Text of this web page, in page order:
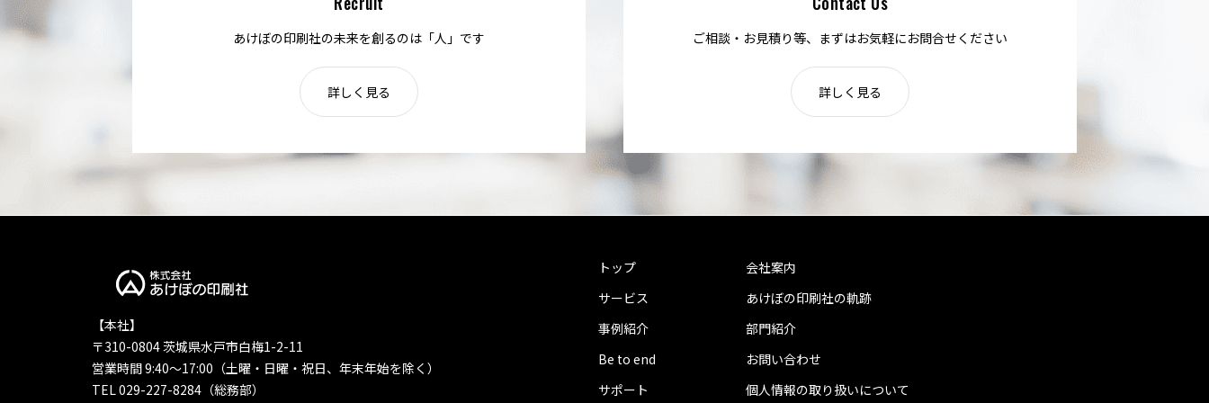
あけぼの印刷社の未来を創るのは「人」です
詳しく見る
ご相談・お見積り等、まずはお気軽にお問合せください
詳しく見る
【本社】
〒310-0804 茨城県水戸市白梅1-2-11
営業時間 9:40〜17:00（土曜・日曜・祝日、年末年始を除く）
TEL 029-227-8284（総務部）
トップ
サービス
事例紹介
Be to end
サポート
会社案内
あけぼの印刷社の軌跡
部門紹介
お問い合わせ
個人情報の取り扱いについて